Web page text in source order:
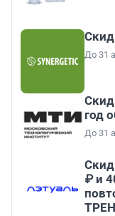
До 31
год
До 31
₽ и